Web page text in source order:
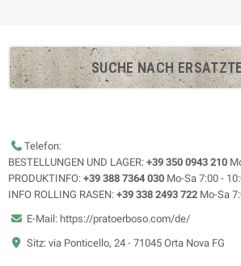
SUCHE NACH
Telefon:
BESTELLUNGEN UND LAGER: +39 350 0943 210
PRODUKTINFO: +39 388 7364 030 Mo-Sa 7:00 -
INFO ROLLING RASEN: +39 338 2493 722 Mo-Sa
E-Mail: https://pratoerboso.com/de/
Sitz: via Ponticello, 24 - 71045 Orta Nova FG